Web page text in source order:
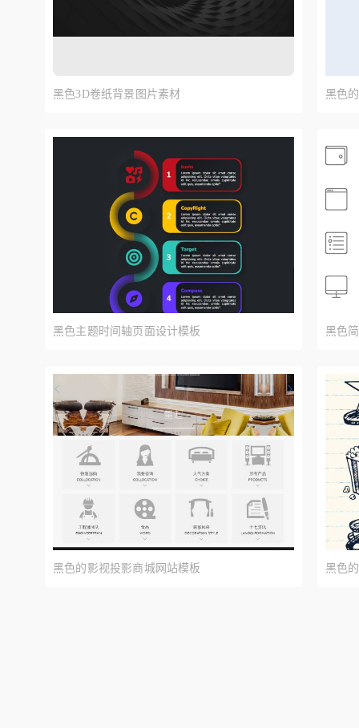
黑色3D卷纸背景图片素材 黑色
黑色主题时间轴页面设计模板 黑色
黑色的影视投影商城网站模板 黑色